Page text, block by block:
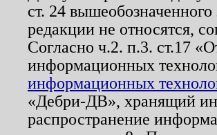
ст. 24
редакции не относятся,
Согласно ч.2. п.3. ст.17
информационных
информационных
«Дебри-ДВ», хранящий
распространение